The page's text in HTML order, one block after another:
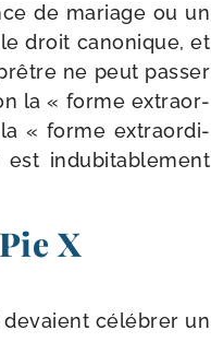
de mariage ou un
droit cano­nique, et
ne peut pas­ser
la « forme extra­or­
« forme extra­or­di­
indu­bi­ta­ble­ment
X
célé­brer un